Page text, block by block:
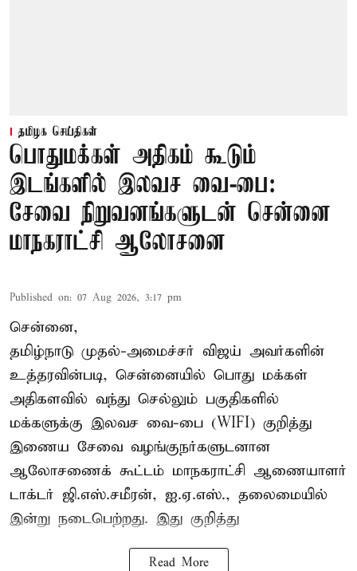
தமிழக செய்திகள்
பொதுமக்கள் அதிகம் கூடும்
இடங்களில் இலவச வை-பை:
சேவை நிறுவனங்களுடன் சென்னை
மாநகராட்சி ஆலோசனை
Published on: 07 Aug 2026, 3:17 pm
சென்னை,
தமிழ்நாடு முதல்-அமைச்சர் விஜய் அவர்களின்
உத்தரவின்படி, சென்னையில் பொது மக்கள்
அதிகளவில் வந்து செல்லும் பகுதிகளில்
மக்களுக்கு இலவச வை-பை (WIFI) குறித்து
இணைய சேவை வழங்குநர்களுடனான
ஆலோசணைக் கூட்டம் மாநகராட்சி ஆணையாளர்
டாக்டர் ஜி.எஸ்.சமீரன், ஐ.ஏ.எஸ்., தலைமையில்
இன்று நடைபெற்றது. இது குறித்து
Read More